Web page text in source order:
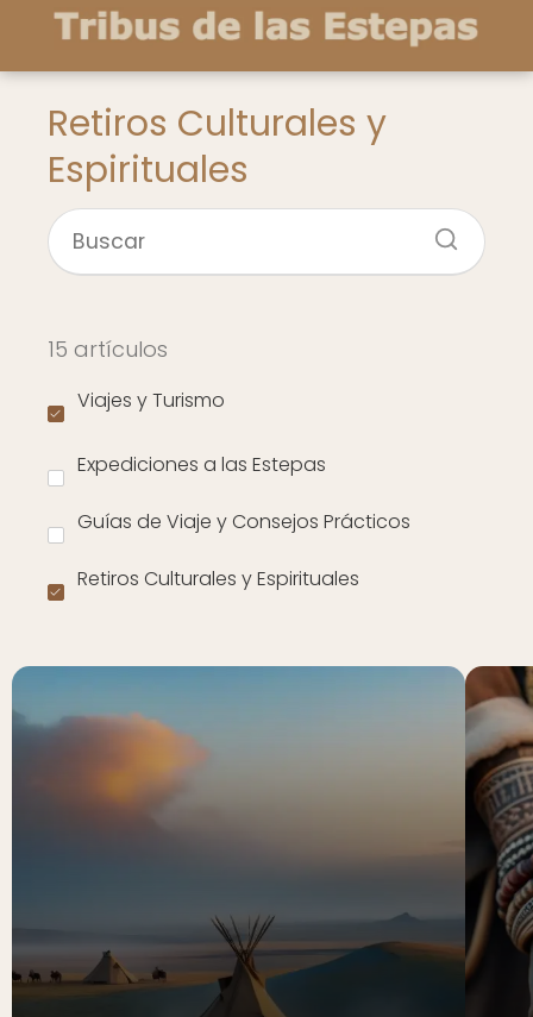
Retiros Culturales y
Espirituales
15 artículos
Viajes y Turismo
Expediciones a las Estepas
Guías de Viaje y Consejos Prácticos
Retiros Culturales y Espirituales